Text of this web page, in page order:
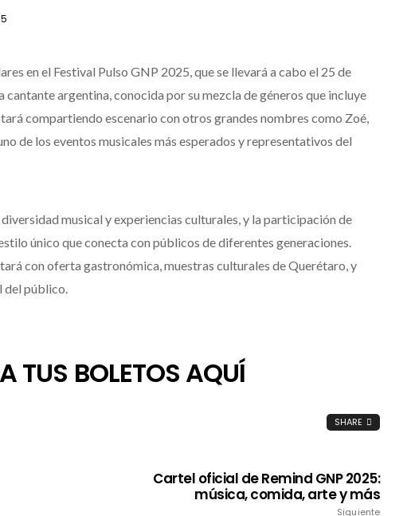
en el Festival Pulso GNP 2025, que se llevará a cabo el 25 de
argentina, conocida por su mezcla de géneros que incluye
compartiendo escenario con otros grandes nombres como Zoé,
de los eventos musicales más esperados y representativos del
musical y experiencias culturales, y la participación de
único que conecta con públicos de diferentes generaciones.
con oferta gastronómica, muestras culturales de Querétaro, y
del público.
TUS BOLETOS AQUÍ
SHARE
Cartel oficial de Remind GNP 2025:
música, comida, arte y más
Siguiente
que transformará las
noches de Boca del Río y